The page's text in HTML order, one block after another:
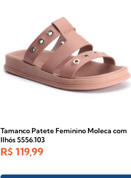
Tamanco Patete Feminino Moleca com
Ilhós 5556.103
R$ 119,99